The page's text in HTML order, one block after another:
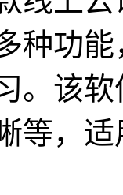
种功
。该
等，